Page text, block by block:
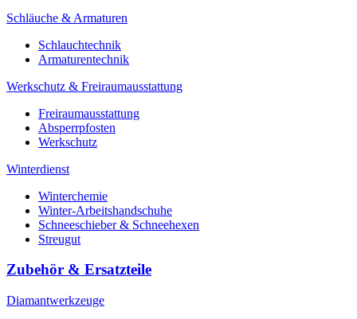
Schläuche & Armaturen
Schlauchtechnik
Armaturentechnik
Werkschutz & Freiraumausstattung
Freiraumausstattung
Absperrpfosten
Werkschutz
Winterdienst
Winterchemie
Winter-Arbeitshandschuhe
Schneeschieber & Schneehexen
Streugut
Zubehör & Ersatzteile
Diamantwerkzeuge